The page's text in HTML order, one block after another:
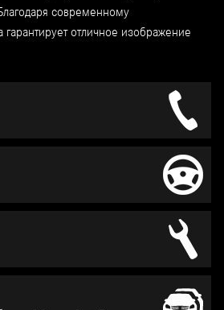
современному
отличное изображение